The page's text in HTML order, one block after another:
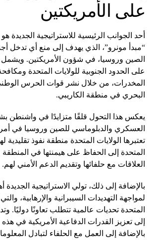
على الأمريكتين
أحد الجوانب الرئيسية للاستراتيجية الجديدة
“مبدأ مونرو”، الذي يهدف إلى منع أي تدخل
الصين وروسيا، في شؤون الأمريكتين. ويشمل
على الحدود الجنوبية للولايات المتحدة
المخدرات، من خلال نشر قوات الحرس الوطني
البحري في منطقة الكاريبي.
يعكس هذا التحول قلقًا متزايدًا في واشنطن
العسكري والدبلوماسي للصين وروسيا في
تعتبرها الولايات المتحدة منطقة نفوذ تقليدية
المتحدة إلى الحفاظ على هيمنتها في
العلاقات مع حلفائها وتقديم الدعم الأمني لهم.
بالإضافة إلى ذلك، تولي الاستراتيجية الجديدة
لمواجهة التهديدات السيبرانية والإرهابية،
المتحدة تحديات عالمية تتطلب تعاونًا دوليًا.
إلى تعزيز القدرات الدفاعية الأمريكية في هذه
بالإضافة إلى العمل مع الحلفاء لتبادل